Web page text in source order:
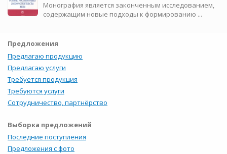
Монография является законченным исследованием,
содержащим новые подходы к формированию ...
Предложения
Предлагаю продукцию
Предлагаю услуги
Требуется продукция
Требуются услуги
Сотрудничество, партнёрство
Выборка предложений
Последние поступления
Предложения с фото